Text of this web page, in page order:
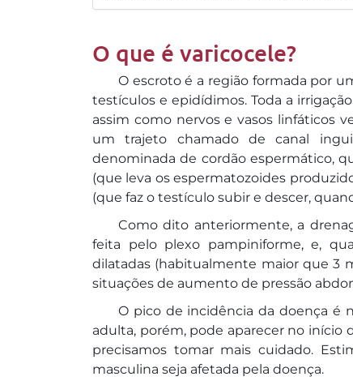
O que é varicocele?
O escroto é a região formada por
testículos e epidídimos. Toda a
assim como nervos e vasos linfáticos
um trajeto chamado de canal
denominada de cordão espermático,
(que leva os espermatozoides
(que faz o testículo subir e descer,
Como dito anteriormente, a
feita pelo plexo pampiniforme, e,
dilatadas (habitualmente maior que 3
situações de aumento de pressão
O pico de incidência da doença é
adulta, porém, pode aparecer no início
precisamos tomar mais cuidado.
masculina seja afetada pela doença.